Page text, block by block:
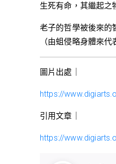
生死有命，其繼起之
老子的哲學被後來的
（由蛆侵略身體來
圖片出處｜
https://
引用文章｜
https://